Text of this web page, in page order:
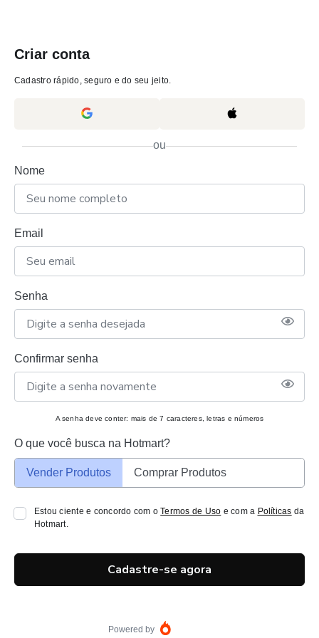
Criar conta
Cadastro rápido, seguro e do seu jeito.
ou
Nome
Email
Senha
Confirmar senha
A senha deve conter: mais de 7 caracteres, letras e números
O que você busca na Hotmart?
Vender Produtos Comprar Produtos
Estou ciente e concordo com oTermos de Uso e com a Políticas da
Hotmart.
Cadastre-se agora
Powered by